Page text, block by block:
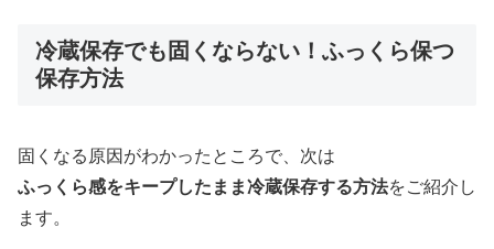
冷蔵保存でも固くならない！ふっくら保つ
保存方法
固くなる原因がわかったところで、次は
ふっくら感をキープしたまま冷蔵保存する方法をご紹介し
ます。